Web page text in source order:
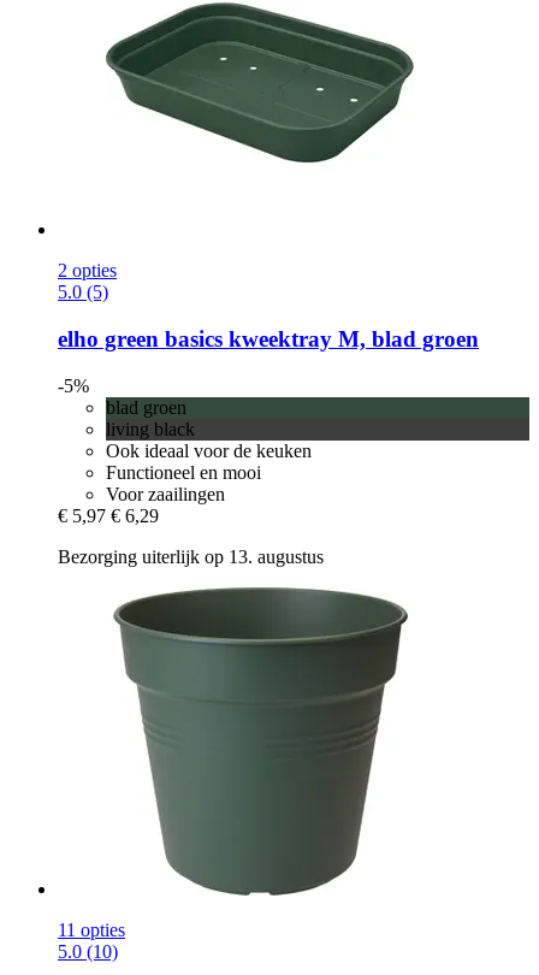
2 opties
5.0 (5)
elho green basics kweektray M, blad groen
-5%
blad groen
living black
Ook ideaal voor de keuken
Functioneel en mooi
Voor zaailingen
€ 5,97 € 6,29
Bezorging uiterlijk op 13. augustus
11 opties
5.0 (10)